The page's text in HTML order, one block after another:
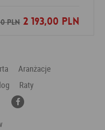
PLN2 193,00 PLN
Aranżacje
Raty